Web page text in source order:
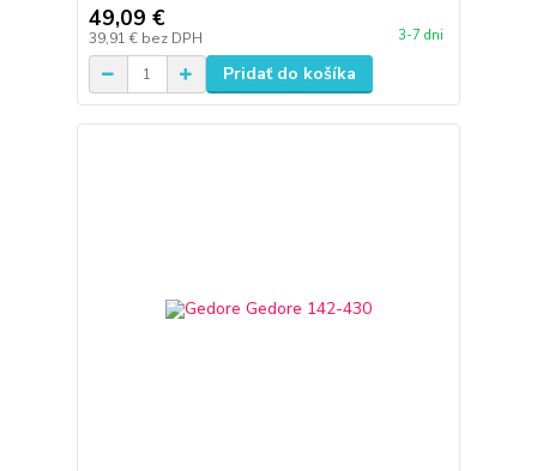
49,09 €
39,91 € bez DPH 3-7 dni
Pridať do košíka